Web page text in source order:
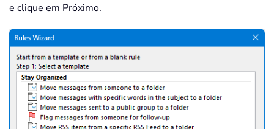
e clique em Próximo.